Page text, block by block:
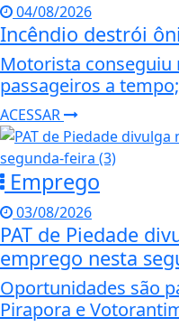
04/08/2026
Incêndio destrói
Motorista
passageiros a
ACESSAR
Emprego
03/08/2026
PAT de Piedade
emprego nesta
Oportunidades são
Pirapora e